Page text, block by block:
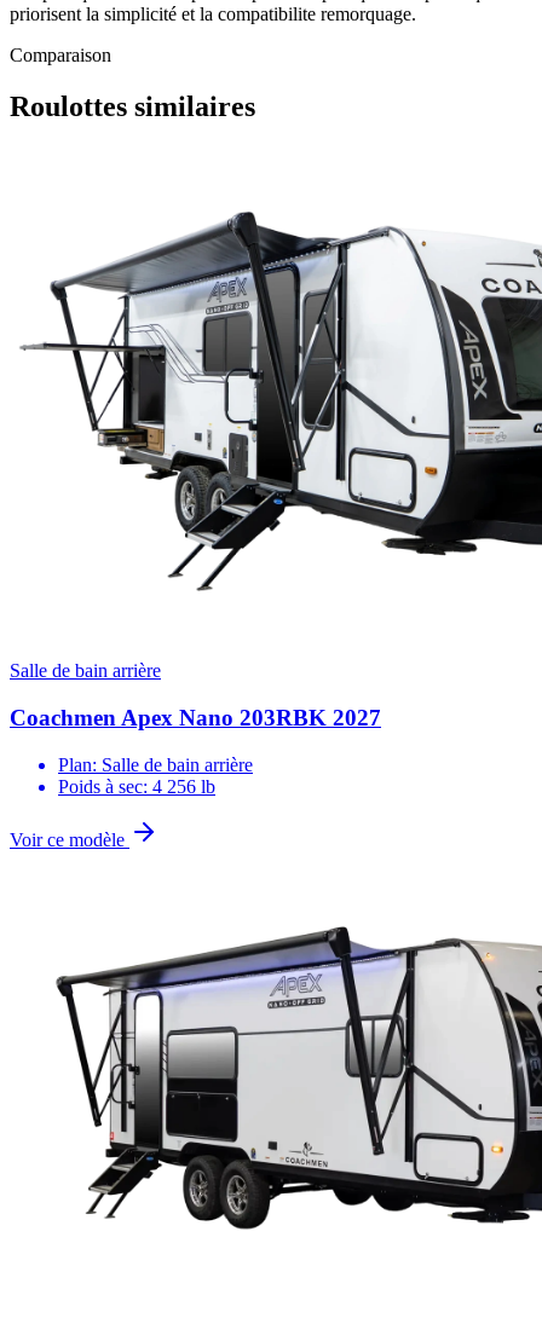
priorisent la simplicité et la compatibilite remorquage.
Comparaison
Roulottes similaires
Salle de bain arrière
Coachmen Apex Nano 203RBK 2027
Plan: Salle de bain arrière
Poids à sec: 4 256 lb
Voir ce modèle